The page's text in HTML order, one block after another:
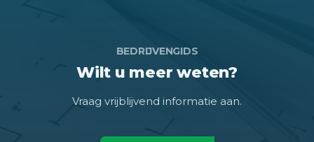
BEDRIJVENGIDS
Wilt u meer weten?
Vraag vrijblijvend informatie aan.